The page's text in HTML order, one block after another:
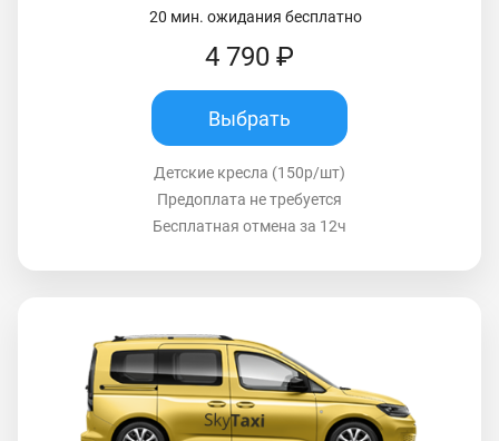
20 мин. ожидания бесплатно
4 790 ₽
Выбрать
Детские кресла (150р/шт)
Предоплата не требуется
Бесплатная отмена за 12ч